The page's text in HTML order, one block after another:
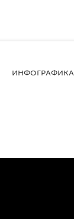
ИНФОГРАФИКА